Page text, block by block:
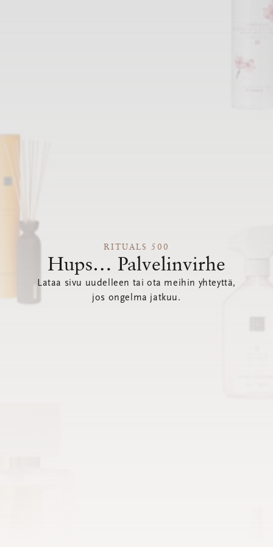
RITUALS 500
Hups… Palvelinvirhe
Lataa sivu uudelleen tai ota meihin yhteyttä,
jos ongelma jatkuu.